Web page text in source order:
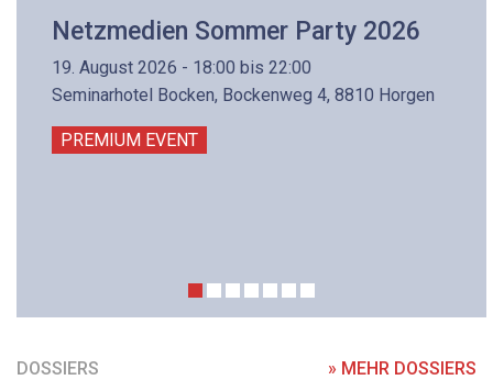
Netzmedien Sommer Party 2026
19. August 2026 - 18:00 bis 22:00
Seminarhotel Bocken, Bockenweg 4, 8810 Horgen
PREMIUM EVENT
DOSSIERS » MEHR DOSSIERS